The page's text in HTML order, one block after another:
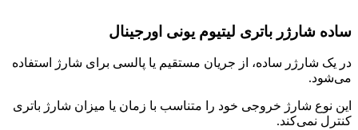
ساده شارژر باتری لیتیوم یونی اورجینال
در یک شارژر ساده، از جریان مستقیم یا پالسی برای شارژ استفاده
می‌شود.
این نوع شارژ خروجی خود را متناسب با زمان یا میزان شارژ باتری
کنترل نمی‌کند.